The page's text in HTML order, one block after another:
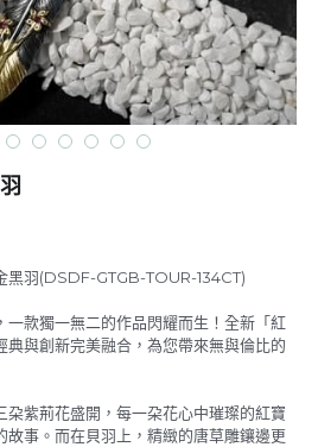
Room
Room
黑羽(DSDF-GTGB-TOUR-134CT)
一款獨一無二的作品閃耀而生！全新「紅
典與創新完美融合，為您帶來無與倫比的
朶紫荊花盛開，每一朶花心中璀璨的紅寶
故事。而在貝羽上，精緻的唐草雕鑲邊更